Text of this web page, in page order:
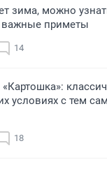
зима, можно
важные приметы
14
условиях с тем
18